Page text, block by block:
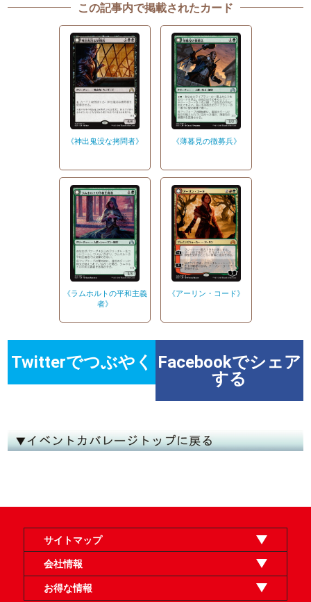
この記事内で掲載されたカード
《神出鬼没な拷問者》 《薄暮見の徴募兵》
《ラムホルトの平和主義
者》
《アーリン・コード》
Twitterでつぶやく
Facebookでシェア
する
サイトマップ
オンラインショップ
買取
記事
選手一覧
デッキ検索
デッキ構築
イベント・大会
店舗のご案内
お問い合わせ
ヘルプ
FAQ
会社情報
利用規約
スタッフ募集
特定商取引法表示
個人情報保護方針
企業情報
お得な情報